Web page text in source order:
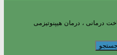
درمانی ، درمان هیپنوتیزمی